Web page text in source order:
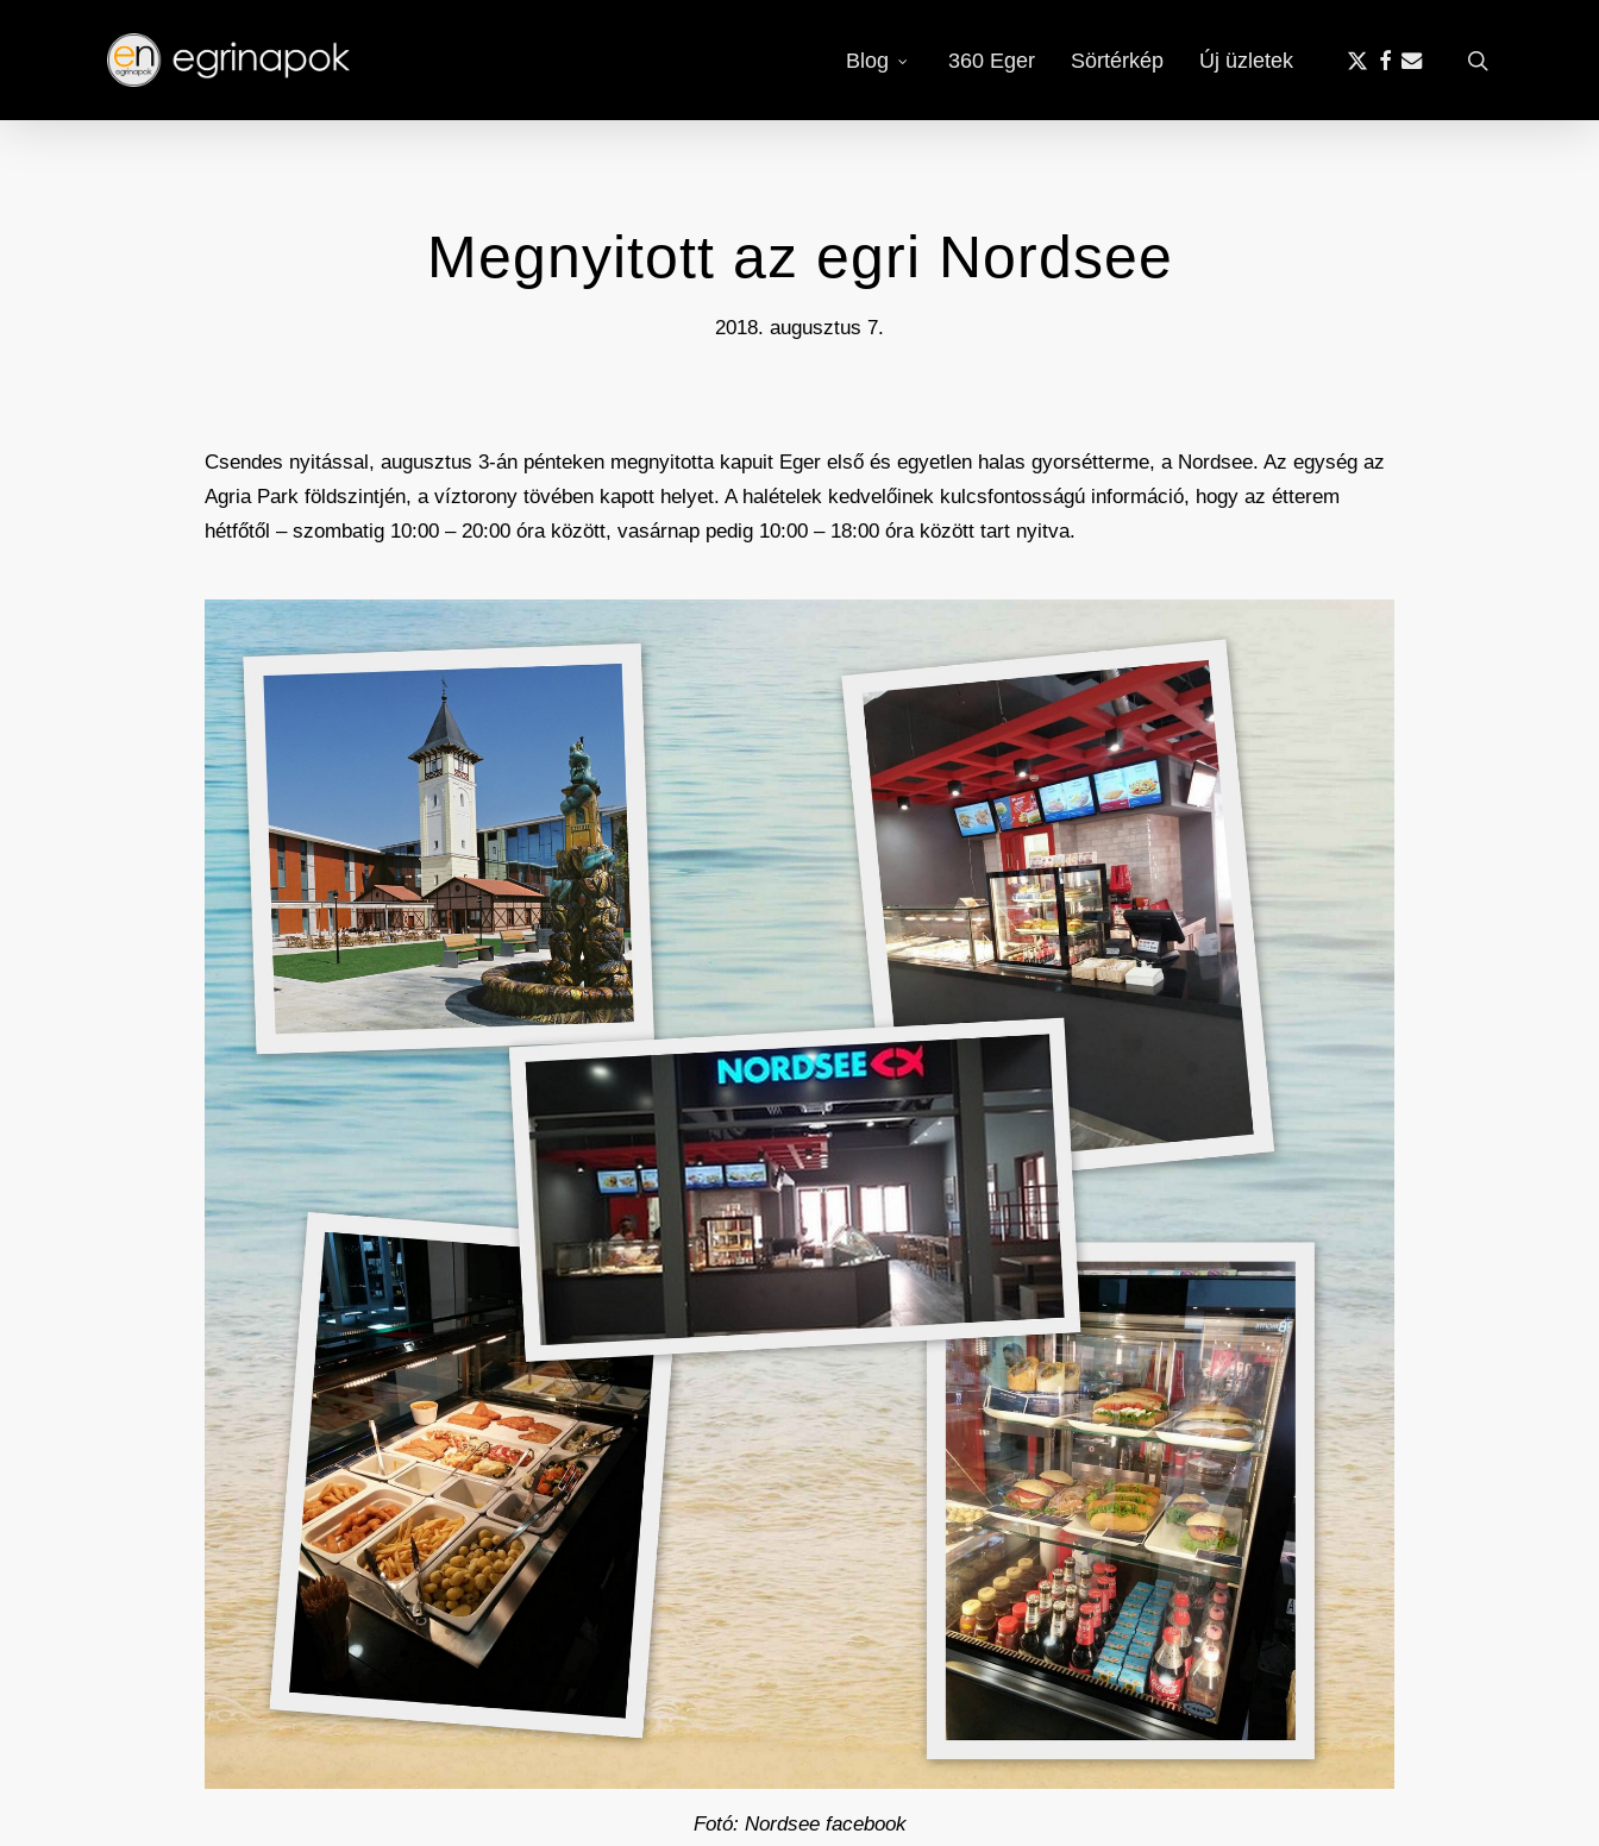
content
Blog 360 Eger Sörtérkép Új üzletek
x-
facebook
email
Megnyitott az egri Nordsee
2018. augusztus 7.
Csendes nyitással, augusztus 3-án pénteken megnyitotta kapuit Eger első és egyetlen halas gyorsétterme, a Nordsee. Az egység az
Agria Park földszintjén, a víztorony tövében kapott helyet. A halételek kedvelőinek kulcsfontosságú információ, hogy az étterem
hétfőtől – szombatig 10:00 – 20:00 óra között, vasárnap pedig 10:00 – 18:00 óra között tart nyitva.
Fotó: Nordsee facebook